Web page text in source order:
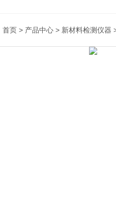
首页 > 产品中心 > 新材料检测仪器